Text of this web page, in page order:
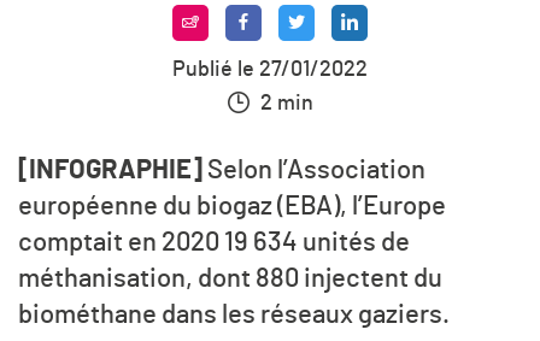
Publié le 27/01/2022
2 min
[INFOGRAPHIE]
Selon l’Association
européenne du biogaz (EBA), l’Europe
comptait en 2020 19 634 unités de
méthanisation, dont 880 injectent du
biométhane dans les réseaux gaziers.